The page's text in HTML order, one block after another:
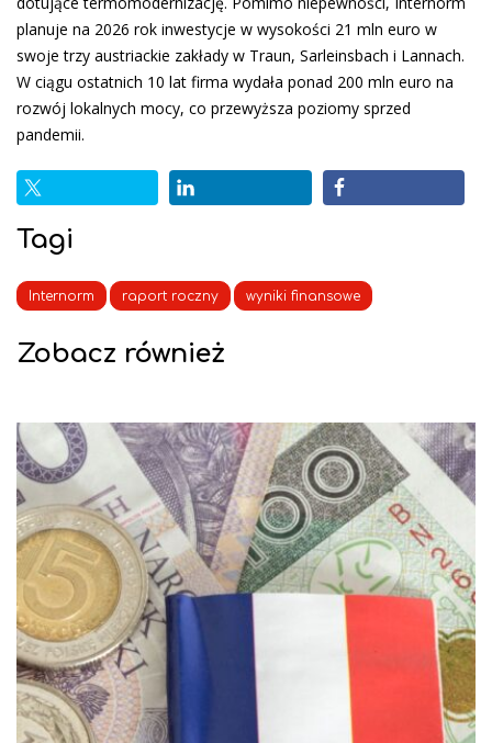
planuje na 2026 rok inwestycje w wysokości 21 mln euro w
swoje trzy austriackie zakłady w Traun, Sarleinsbach i Lannach.
W ciągu ostatnich 10 lat firma wydała ponad 200 mln euro na
rozwój lokalnych mocy, co przewyższa poziomy sprzed
pandemii.
Tagi
Internorm raport roczny wyniki finansowe
Zobacz również